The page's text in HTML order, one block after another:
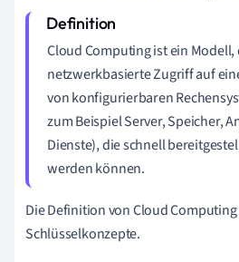
Cloud Computing ist ein Modell,
netzwerkbasierte Zugriff auf
von konfigurierbaren
zum Beispiel Server, Speicher,
Dienste), die schnell
werden können.
Die Definition von Cloud
Schlüsselkonzepte.